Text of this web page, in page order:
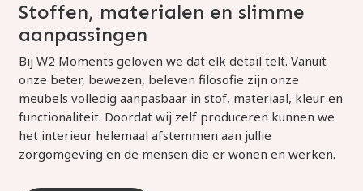
Stoffen, materialen en slimme
aanpassingen
Bij W2 Moments geloven we dat elk detail telt. Vanuit
onze beter, bewezen, beleven filosofie zijn onze
meubels volledig aanpasbaar in stof, materiaal, kleur en
functionaliteit. Doordat wij zelf produceren kunnen we
het interieur helemaal afstemmen aan jullie
zorgomgeving en de mensen die er wonen en werken.